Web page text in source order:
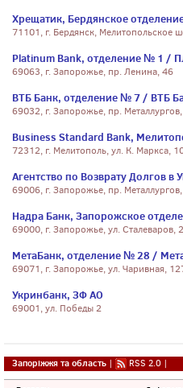
Хрещатик, Бердянское
71101, г. Бердянск, Мелитопольское
Platinum Bank, отделение № 1 /
69063, г. Запорожье, пр. Ленина, 46
ВТБ Банк, отделение № 7 / ВТБ
69032, г. Запорожье, пр.
Business Standard Bank,
72312, г. Мелитополь, ул. К. Маркса,
Агентство по Возврату Долгов в
69006, г. Запорожье, пр.
Надра Банк, Запорожское
69000, г. Запорожье, ул. Сталеваров,
МетаБанк, отделение № 28 /
69071, г. Запорожье, ул. Чаривная,
Укринбанк, ЗФ АО
69001, ул. Победы 2
Запоріжжя та область | RSS 2.0 |